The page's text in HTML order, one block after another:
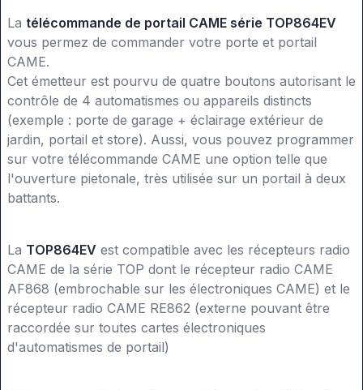
La télécommande de portail CAME série TOP864EV
vous permez de commander votre porte et portail
CAME.
Cet émetteur est pourvu de quatre boutons autorisant le
contrôle de 4 automatismes ou appareils distincts
(exemple : porte de garage + éclairage extérieur de
jardin, portail et store). Aussi, vous pouvez programmer
sur votre télécommande CAME une option telle que
l'ouverture pietonale, très utilisée sur un portail à deux
battants.
La TOP864EV est compatible avec les récepteurs radio
CAME de la série TOP dont le récepteur radio CAME
AF868 (embrochable sur les électroniques CAME) et le
récepteur radio CAME RE862 (externe pouvant être
raccordée sur toutes cartes électroniques
d'automatismes de portail)